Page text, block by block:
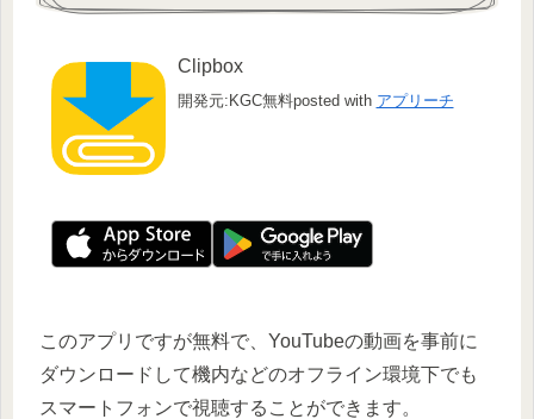
Clipbox
開発元:KGC無料posted with アプリーチ
このアプリですが無料で、YouTubeの動画を事前に
ダウンロードして機内などのオフライン環境下でも
スマートフォンで視聴することができます。